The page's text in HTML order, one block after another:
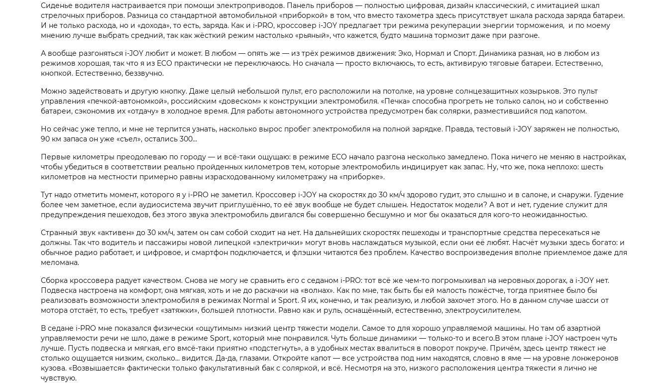
Сиденье водителя настраивается при помощи электроприводов. Панель приборов — полностью цифровая, дизайн классический, с имитацией шкал
стрелочных приборов. Разница со стандартной автомобильной «приборкой» в том, что вместо тахометра здесь присутствует шкала расхода заряда батареи.
И не только расхода, но и «дохода», то есть, заряда. Как и i‑PRO, кроссовер i‑JOY предлагает три режима рекуперации энергии торможения, и по моему
мнению лучше выбрать средний, так как жёсткий режим настолько «рьяный», что кажется, будто машина тормозит даже при разгоне.
А вообще разгоняться i‑JOY любит и может. В любом — опять же — из трёх режимов движения: Эко, Нормал и Спорт. Динамика разная, но в любом из
режимов хорошая, так что я из ECO практически не переключаюсь. Но сначала — просто включаюсь, то есть, активирую тяговые батареи. Естественно,
кнопкой. Естественно, беззвучно.
Можно задействовать и другую кнопку. Даже целый небольшой пульт, его расположили на потолке, на уровне солнцезащитных козырьков. Это пульт
управления «печкой-автономкой», российским «довеском» к конструкции электромобиля. «Печка» способна прогреть не только салон, но и собственно
батареи, сэкономив их «отдачу» в холодное время. Для работы автономного устройства предусмотрен бак солярки, разместившийся под капотом.
Но сейчас уже тепло, и мне не терпится узнать, насколько вырос пробег электромобиля на полной зарядке. Правда, тестовый i‑JOY заряжен не полностью,
90 км запаса он уже «съел», остались 300…
Первые километры преодолеваю по городу — и всё-таки ощущаю: в режиме ЕСО начало разгона несколько замедлено. Пока ничего не меняю в настройках,
чтобы убедиться в соответствии реально пройденных километров тем, которые электромобиль индицирует как запас. Ну, что же, пока неплохо: шесть
километров на местности примерно равны израсходованному километражу на «приборке».
Тут надо отметить момент, которого я у i‑PRO не заметил. Кроссовер i‑JOY на скоростях до 30 км/ч здорово гудит, это слышно и в салоне, и снаружи. Гудение
более чем заметное, если аудиосистема звучит приглушённо, то её звук вообще не будет слышен. Недостаток модели? А вот и нет, гудение служит для
предупреждения пешеходов, без этого звука электромобиль двигался бы совершенно бесшумно и мог бы оказаться для кого-то неожиданностью.
Странный звук «активен» до 30 км/ч, затем он сам собой сходит на нет. На дальнейших скоростях пешеходы и транспортные средства пересекаться не
должны. Так что водитель и пассажиры новой липецкой «электрички» могут вновь наслаждаться музыкой, если они её любят. Насчёт музыки здесь богато: и
обычное радио работает, и цифровое, и смартфон подключается, и флэшки читаются без проблем. Качество воспроизведения вполне приемлемое даже для
меломана.
Сборка кроссовера радует качеством. Снова не могу не сравнить его с седаном i‑PRO: тот всё же чем-то погромыхивал на неровных дорогах, а i‑JOY нет.
Подвеска настроена на комфорт, она мягкая, хоть и не до раскачки на «волнах». Как по мне, так быть бы ей малость пожёстче, тогда приятнее было бы
реализовать возможности электромобиля в режимах Normal и Sport. Я их, конечно, и так реализую, и любой захочет этого. Но в данном случае шасси от
мотора отстаёт, то есть, требует «затяжки», большей плотности. Равно как и руль, оснащённый, естественно, электроусилителем.
В седане i‑PRO мне показался физически «ощутимым» низкий центр тяжести модели. Самое то для хорошо управляемой машины. Но там об азартной
управляемости речи не шло, даже в режиме Sport, который мне понравился. Чуть больше динамики — только-то и всего.В этом плане i‑JOY настроен чуть
лучше. Пусть подвеска и мягкая, его вмсё-таки приятно «подстегнуть», а в удобных местах ввалиться в поворот покруче. Причём, здесь центр тяжест не
столько ощущается низким, сколько… видится. Да-да, глазами. Откройте капот — все устройства под ним находятся, словно в яме — на уровне лонжеронов
кузова. «Возвышается» фактически только факультативный бак с соляркой, и всё. Несмотря на это, низкого расположения центра тяжести я лично не
чувствую.